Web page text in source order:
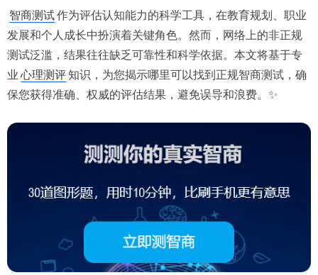
智商测试作为评估认知能力的科学工具，在教育规划、职业
发展和个人成长中扮演着关键角色。然而，网络上的非正规
测试泛滥，结果往往缺乏可靠性和科学依据。本文将基于专
业 心理测评知识，为您揭示哪里可以找到正规智商测试，确
保您获得准确、权威的评估结果，避免误导和浪费。✨